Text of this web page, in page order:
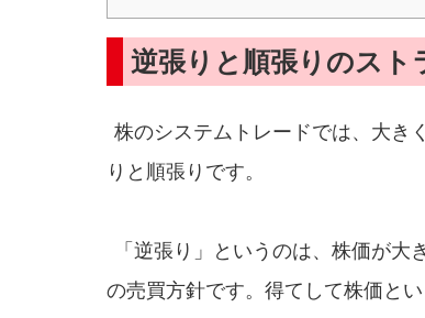
逆張りと順張りのスト
株のシステムトレードでは、大き
りと順張りです。
「逆張り」というのは、株価が
の売買方針です。得てして株価と